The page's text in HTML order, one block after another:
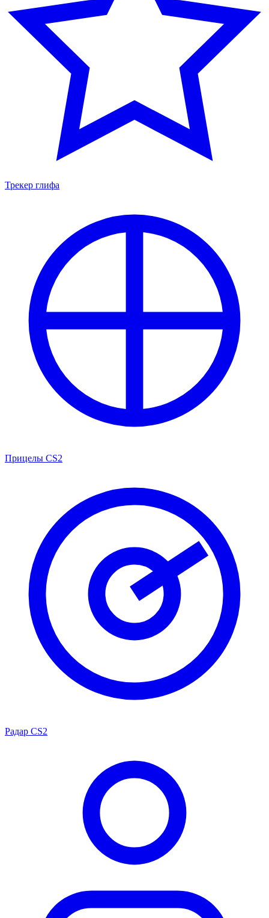
Трекер глифа
Прицелы CS2
Радар CS2